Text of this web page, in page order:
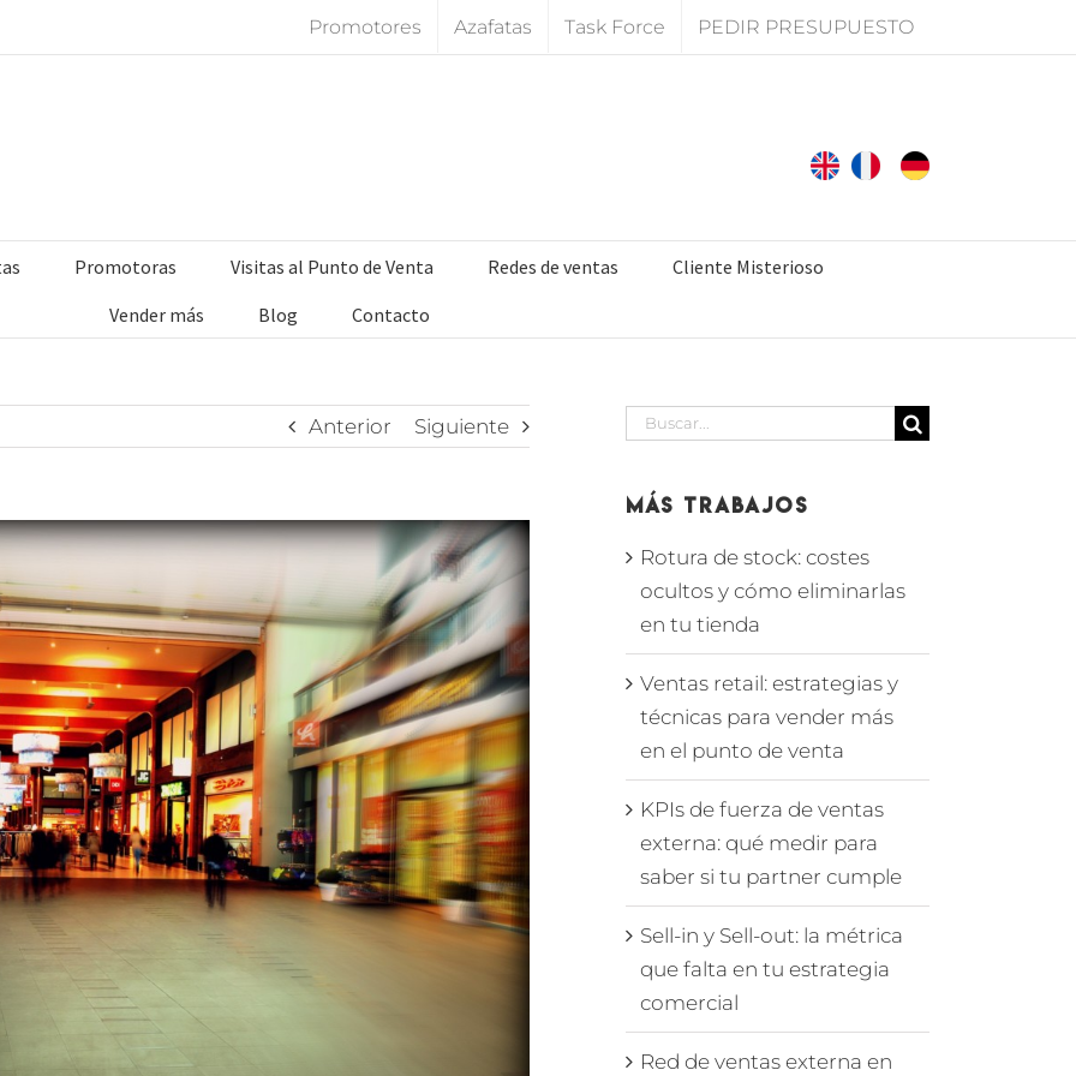
Promotores Azafatas Task Force PEDIR PRESUPUESTO
Promotoras Visitas al Punto de Venta Redes de ventas
Cliente Misterioso
Vender más
Blog Contacto
Anterior Siguiente Buscar:
Más Trabajos
Rotura de stock: costes
ocultos y cómo eliminarlas
en tu tienda
Ventas retail: estrategias y
técnicas para vender más
en el punto de venta
KPIs de fuerza de ventas
externa: qué medir para
saber si tu partner cumple
Sell-in y Sell-out: la métrica
que falta en tu estrategia
comercial
Red de ventas externa en